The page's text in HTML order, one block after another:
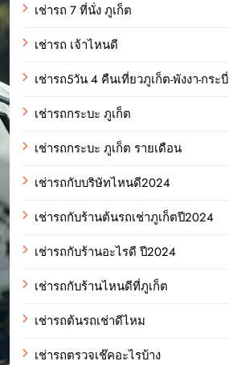
เช่ารถ 7 ที่นั่ง ภูเก็ต
เช่ารถ เจ้าไหนดี
เช่ารถ5วัน 4 คืนเที่ยวภูเก็ต-พังงา-กระบี่
เช่ารถกระบะ ภูเก็ต
เช่ารถกระบะ ภูเก็ต รายเดือน
เช่ารถกับบริษัทไหนดี2024
เช่ารถกับร้านต้นรถเช่าภูเก็ตปี2024
เช่ารถกับร้านอะไรดี ปี2024
เช่ารถกับร้านไหนดีที่ภูเก็ต
เช่ารถต้นรถเช่าดีไหม
เช่ารถตรวจเช๊คอะไรบ้าง